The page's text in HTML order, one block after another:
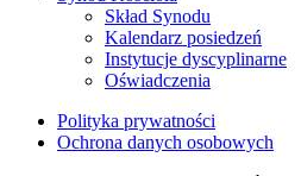
Skład Synodu
Kalendarz posiedzeń
Instytucje dyscyplinarne
Oświadczenia
Polityka prywatności
Ochrona danych osobowych